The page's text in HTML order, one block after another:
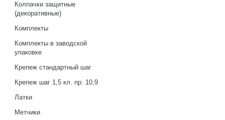
Колпачки защитные
(декоративные)
Комплекты
Комплекты в заводской
упаковке
Крепеж стандартный шаг
Крепеж шаг 1,5 кл. пр. 10,9
Латки
Метчики